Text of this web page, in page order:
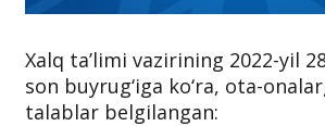
Xalq ta’limi vazirining 2022-yil
son buyrug‘iga ko‘ra, ota-
talablar belgilangan: